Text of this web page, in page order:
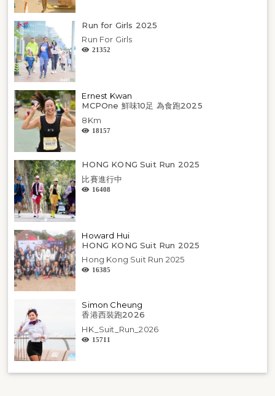
Run for Girls 2025
Run For Girls
21352
Ernest Kwan
MCPOne 鮮味10足 為食跑2025
8Km
18157
HONG KONG Suit Run 2025
比賽進行中
16408
Howard Hui
HONG KONG Suit Run 2025
Hong Kong Suit Run 2025
16385
Simon Cheung
香港西裝跑2026
HK_Suit_Run_2026
15711